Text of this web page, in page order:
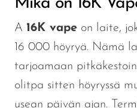
A 16K vape on laite,
16 000 höyryä. Nämä
tarjoamaan
olitpa sitten höyryssä
usean päivän ajan.